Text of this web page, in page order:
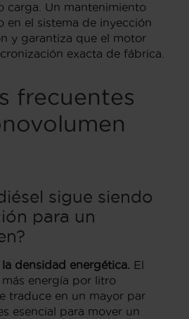
carga. Un mantenimiento
en el sistema de inyección
y garantiza que el motor
exacta de fábrica.
frecuentes
sigue siendo
para un
densidad energética. El
energía por litro
traduce en un mayor par
esencial para mover un